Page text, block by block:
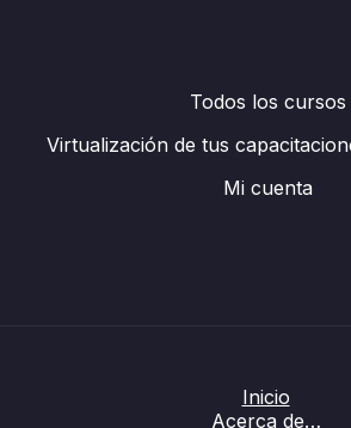
Todos los cursos
Virtualización de tus
Mi cuenta
Inicio
Acerca de…